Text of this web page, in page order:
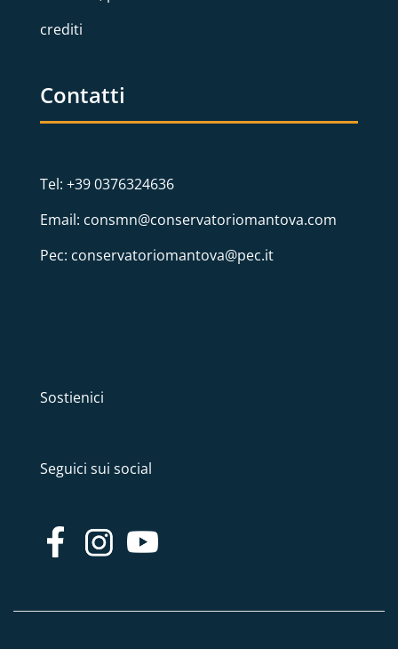
crediti
Contatti
Tel: +39 0376324636
Email: consmn@conservatoriomantova.com
Pec: conservatoriomantova@pec.it
Sostienici
Seguici sui social